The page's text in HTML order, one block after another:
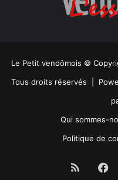
Le Petit vendômois ©
Tous droits réservés |
Qui sommes-
Politique de
RSS